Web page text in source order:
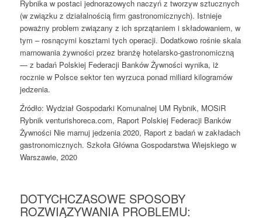
Rybnika w postaci jednorazowych naczyń z tworzyw sztucznych
(w związku z działalnością firm gastronomicznych). Istnieje
poważny problem związany z ich sprzątaniem i składowaniem, w
tym – rosnącymi kosztami tych operacji. Dodatkowo rośnie skala
marnowania żywności przez branżę hotelarsko-gastronomiczną
— z badań Polskiej Federacji Banków Żywności wynika, iż
rocznie w Polsce sektor ten wyrzuca ponad miliard kilogramów
jedzenia.
Źródło: Wydział Gospodarki Komunalnej UM Rybnik, MOSiR
Rybnik venturishoreca.com, Raport Polskiej Federacji Banków
Żywności Nie marnuj jedzenia 2020, Raport z badań w zakładach
gastronomicznych. Szkoła Główna Gospodarstwa Wiejskiego w
Warszawie, 2020
DOTYCHCZASOWE SPOSOBY
ROZWIĄZYWANIA PROBLEMU: